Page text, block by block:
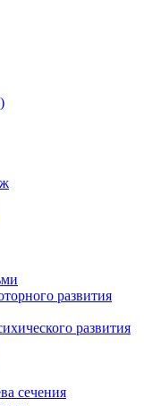
развития
развития
сечения